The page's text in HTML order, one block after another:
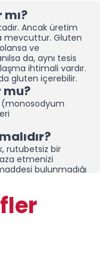
Ancak üretim
mevcuttur. Gluten
ve
da, aynı tesis
ihtimali vardır.
gluten içerebilir.
mu?
(monosodyum
rutubetsiz bir
etmenizi
bulunmadığı
emin olun ve
yaşıyorsanız,
“nem alıcı